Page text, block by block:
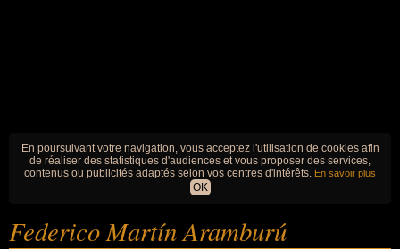
En poursuivant votre navigation, vous acceptez l'utilisation de cookies afin
de réaliser des statistiques d'audiences et vous proposer des services,
contenus ou publicités adaptés selon vos centres d'intérêts. En savoir plus
OK
Federico Martín Aramburú